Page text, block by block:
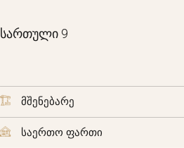
სართული 9
მშენებარე
საერთო ფართი